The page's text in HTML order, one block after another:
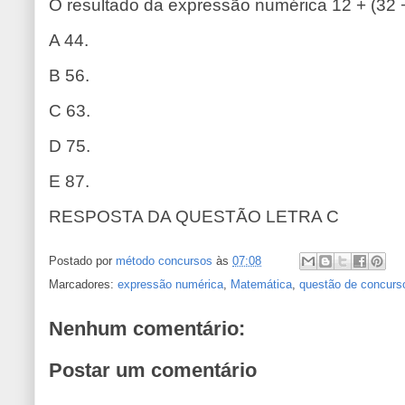
O resultado da expressão numérica 12 + (32
A 44.
B 56.
C 63.
D 75.
E 87.
RESPOSTA DA QUESTÃO LETRA C
Postado por método concursos às 07:08
Marcadores: expressão numérica, Matemática, questão de
Nenhum comentário:
Postar um comentário